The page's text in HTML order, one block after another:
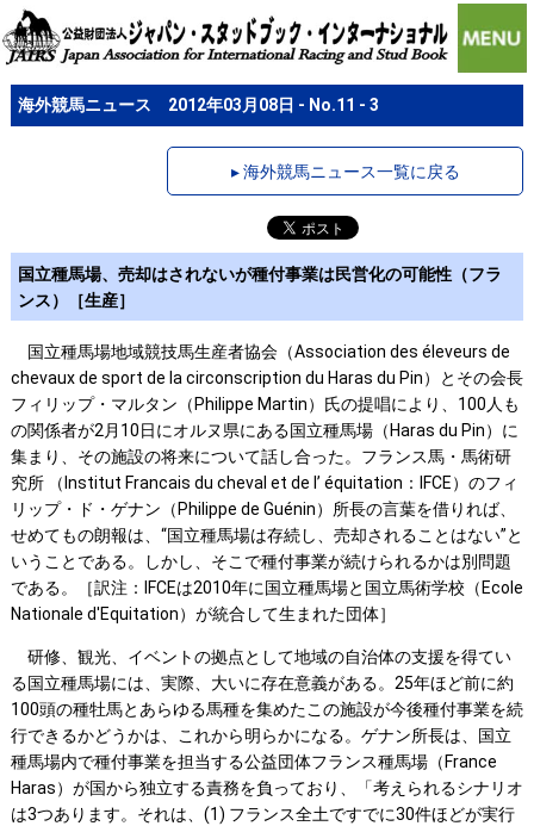
海外競馬ニュース 2012年03月08日 - No.11 - 3
▸ 海外競馬ニュース一覧に戻る
国立種馬場、売却はされないが種付事業は民営化の可能性（フラ
ンス）［生産］
国立種馬場地域競技馬生産者協会（Association des éleveurs de
chevaux de sport de la circonscription du Haras du Pin）とその会長
フィリップ・マルタン（Philippe Martin）氏の提唱により、100人も
の関係者が2月10日にオルヌ県にある国立種馬場（Haras du Pin）に
集まり、その施設の将来について話し合った。フランス馬・馬術研
究所 （Institut Francais du cheval et de l’ équitation：IFCE）のフィ
リップ・ド・ゲナン（Philippe de Guénin）所長の言葉を借りれば、
せめてもの朗報は、“国立種馬場は存続し、売却されることはない”と
いうことである。しかし、そこで種付事業が続けられるかは別問題
である。［訳注：IFCEは2010年に国立種馬場と国立馬術学校（Ecole
Nationale d'Equitation）が統合して生まれた団体］
研修、観光、イベントの拠点として地域の自治体の支援を得てい
る国立種馬場には、実際、大いに存在意義がある。25年ほど前に約
100頭の種牡馬とあらゆる馬種を集めたこの施設が今後種付事業を続
行できるかどうかは、これから明らかになる。ゲナン所長は、国立
種馬場内で種付事業を担当する公益団体フランス種馬場（France
Haras）が国から独立する責務を負っており、「考えられるシナリオ
は3つあります。それは、(1) フランス全土ですでに30件ほどが実行